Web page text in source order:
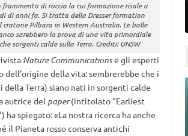
frammento di roccia la cui formazione risale a
di anni fa. Si tratta della Dresser formation
cratone Pilbara in Western Australia. Le bolle
sarebbero la prova di una vita primordiale
sorgenti calde sulla Terra. Crediti: UNSW
Nature Communicationse gli esperti
della vita: sembrerebbe che i
Terra) siano nati in sorgenti calde
autrice del paper(intitolato “Earliest
ha spiegato: «La nostra ricerca ha anche
il Pianeta rosso conserva antichi